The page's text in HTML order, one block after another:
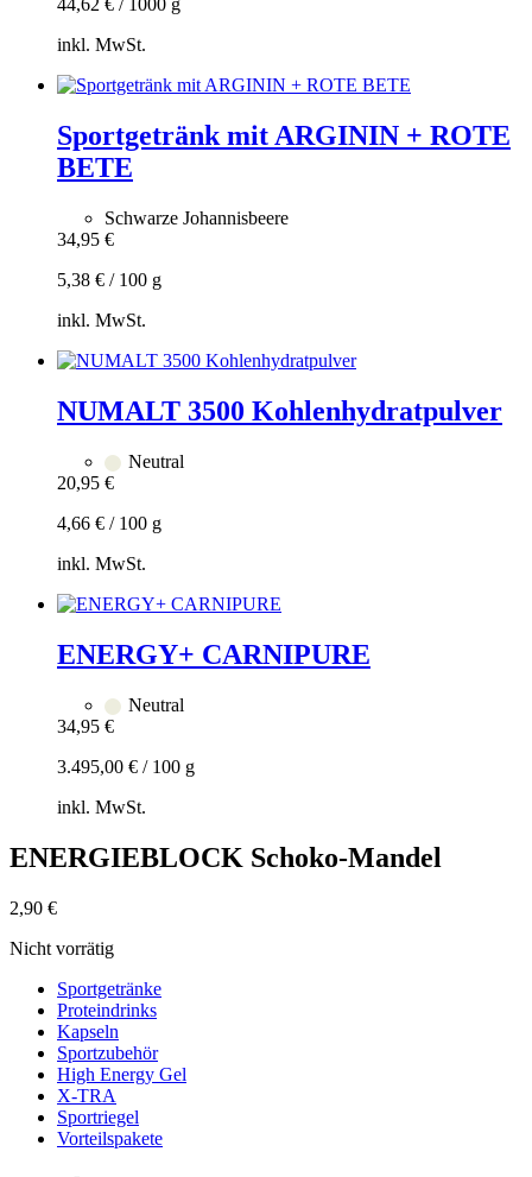
44,62 € / 1000 g
inkl. MwSt.
Zum
hinzufügen
Sportgetränk mit ARGININ + ROTE
BETE
Schwarze Johannisbeere
34,95 €
5,38 € / 100 g
inkl. MwSt.
Zum
hinzufügen
NUMALT 3500 Kohlenhydratpulver
Neutral
20,95 €
4,66 € / 100 g
inkl. MwSt.
Zum
hinzufügen
ENERGY+ CARNIPURE
Neutral
34,95 €
3.495,00 € / 100 g
inkl. MwSt.
Zum
Warenkorb
ENERGIEBLOCK Schoko-Mandel
2,90 €
Nicht vorrätig
Sportgetränke
Proteindrinks
Kapseln
Sportzubehör
High Energy Gel
X-TRA
Sportriegel
Vorteilspakete